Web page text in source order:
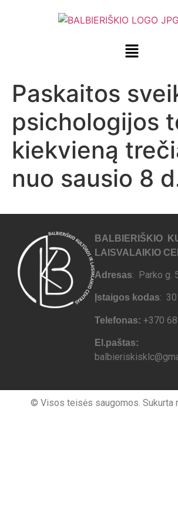
Paskaitos
psichologijos
kiekvieną
nuo sausio 8
BALBIERIŠKIO
LAISVALAIKIO
Adresas: Parko g.
Įstaigos kodas:
Telefonas: +370
El.paštas:
© Visos teisės saugomos. Sukurta